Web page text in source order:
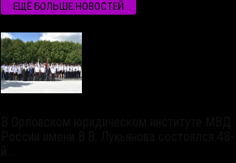
ЕЩЁ БОЛЬШЕ НОВОСТЕЙ